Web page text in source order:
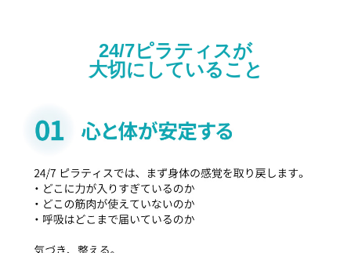
24/7ピラティスが
大切にしていること